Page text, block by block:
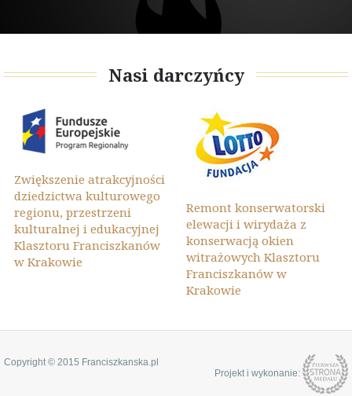
Nasi darczyńcy
Zwiększenie atrakcyjności
dziedzictwa kulturowego
regionu, przestrzeni
kulturalnej i edukacyjnej
Klasztoru Franciszkanów
w Krakowie
Remont konserwatorski
elewacji i wirydaża z
konserwacją okien
witrażowych Klasztoru
Franciszkanów w
Krakowie
Copyright © 2015 Franciszkanska.pl
Projekt i wykonanie: